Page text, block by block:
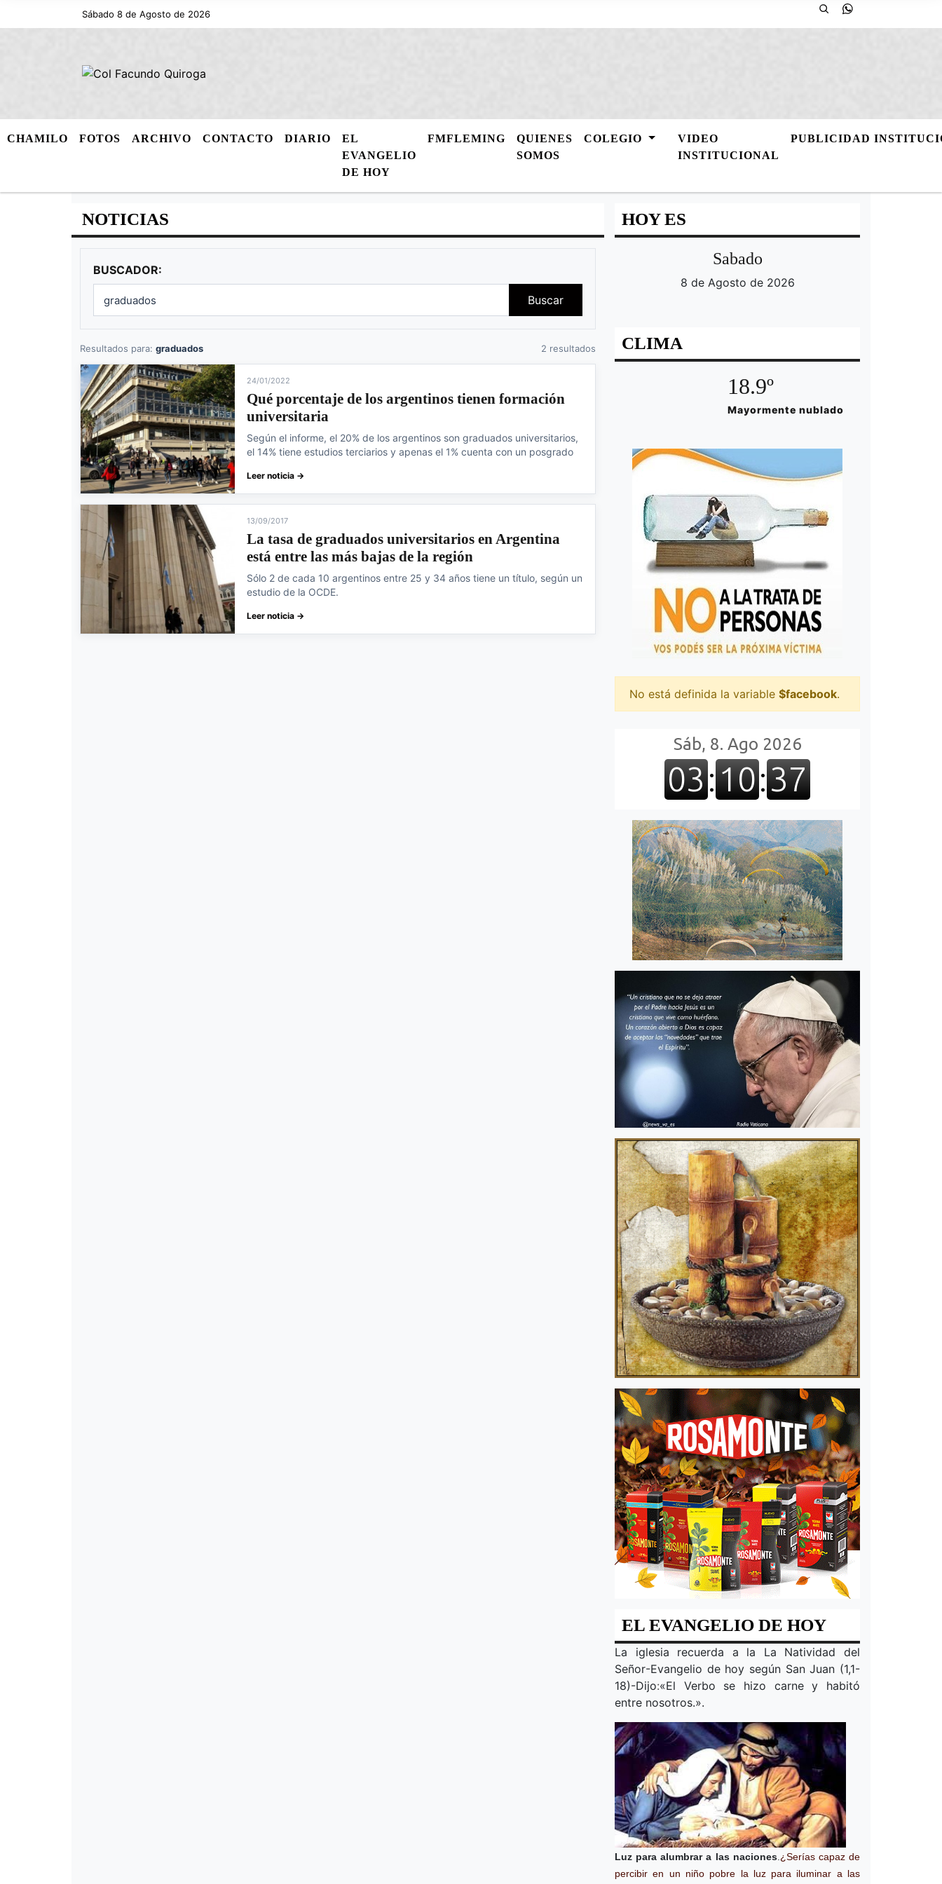
Sábado 8 de Agosto de 2026
CHAMILO FOTOS ARCHIVO CONTACTO DIARIO
EL
EVANGELIO
DE HOY
FMFLEMING
QUIENES
SOMOS
COLEGIO
VIDEO
INSTITUCIONAL
PUBLICIDAD
NOTICIAS
BUSCADOR:
Buscar
Resultados para: graduados 2 resultados
24/01/2022
Qué porcentaje de los argentinos tienen formación
universitaria
Según el informe, el 20% de los argentinos son graduados universitarios,
el 14% tiene estudios terciarios y apenas el 1% cuenta con un posgrado
Leer noticia →
13/09/2017
La tasa de graduados universitarios en Argentina
está entre las más bajas de la región
Sólo 2 de cada 10 argentinos entre 25 y 34 años tiene un título, según un
estudio de la OCDE.
Leer noticia →
HOY ES
Sabado
8 de Agosto de 2026
CLIMA
18.9º
Mayormente nublado
No está definida la variable $facebook.
EL EVANGELIO DE HOY
La iglesia recuerda a la La Natividad del
Señor-Evangelio de hoy según San Juan (1,1-
18)-Dijo:«El Verbo se hizo carne y habitó
entre nosotros.».
Luz para alumbrar a las naciones. ¿Serías capaz de
percibir en un niño pobre la luz para iluminar a las